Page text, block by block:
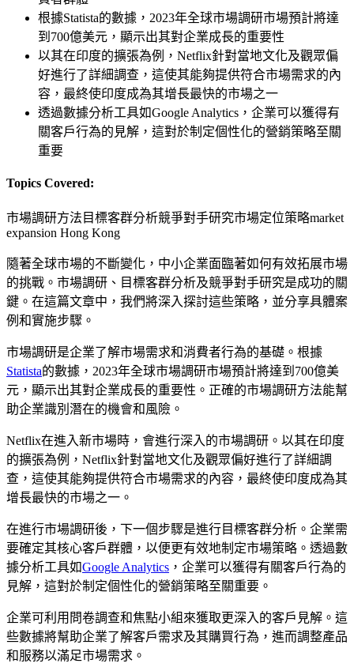
根據Statista的數據，2023年全球市場調研市場預計將達
到700億美元，顯示出其對企業成長的重要性
以其在印度的擴張為例，Netflix針對當地文化及觀眾偏
好進行了詳細調查，這使其能夠提供符合市場需求的內
容，最終使印度成為其增長最快的市場之一
透過數據分析工具如Google Analytics，企業可以獲得有
關客戶行為的見解，這對於制定個性化的營銷策略至關
重要
Topics Covered:
市場調研方法 目標客群分析競爭對手研究市場定位策略market
expansion Hong Kong
隨著全球市場的不斷變化，中小企業面臨著如何有效拓展市場
的挑戰。市場調研、目標客群分析及競爭對手研究是成功的關
鍵。在這篇文章中，我們將深入探討這些策略，並分享具體案
例和實施步驟。
市場調研是企業了解市場需求和消費者行為的基礎。根據
Statista的數據，2023年全球市場調研市場預計將達到700億美
元，顯示出其對企業成長的重要性。正確的市場調研方法能幫
助企業識別潛在的機會和風險。
Netflix在進入新市場時，會進行深入的市場調研。以其在印度
的擴張為例，Netflix針對當地文化及觀眾偏好進行了詳細調
查，這使其能夠提供符合市場需求的內容，最終使印度成為其
增長最快的市場之一。
在進行市場調研後，下一個步驟是進行目標客群分析。企業需
要確定其核心客戶群體，以便更有效地制定市場策略。透過數
據分析工具如Google Analytics ，企業可以獲得有關客戶行為的
見解，這對於制定個性化的營銷策略至關重要。
企業可利用問卷調查和焦點小組來獲取更深入的客戶見解。這
些數據將幫助企業了解客戶需求及其購買行為，進而調整產品
和服務以滿足市場需求。